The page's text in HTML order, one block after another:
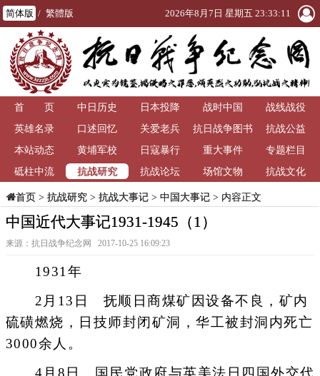
简体版 / 繁體版 2026年8月7日 星期五 23:33:12
首 页 中日历史 日本投降 战时中国
战线战役
英雄名录
口述回忆 关爱老兵
抗日战争图书
馆
抗战公益
本站动态
黄埔军校 日寇暴行 重大事件
专题栏目
砥柱中流
抗战研究 抗战论坛 场馆文物 抗战文化
首页> 抗战研究> 抗战大事记> 中国大事记> 内容正文
中国近代大事记1931-1945（1）
来源：抗日战争纪念网 2017-10-25 16:09:23
1931年
2月13日 抚顺日商煤矿因设备不良，矿内
硫磺燃烧，日技师封闭矿洞，华工被封洞内死亡
3000余人。
4月8日 国民党政府与英美法日四国外交代